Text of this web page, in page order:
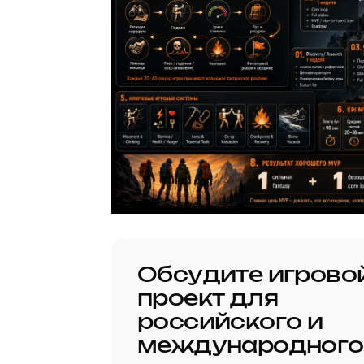
Обсудите
проект для
российского и
международного